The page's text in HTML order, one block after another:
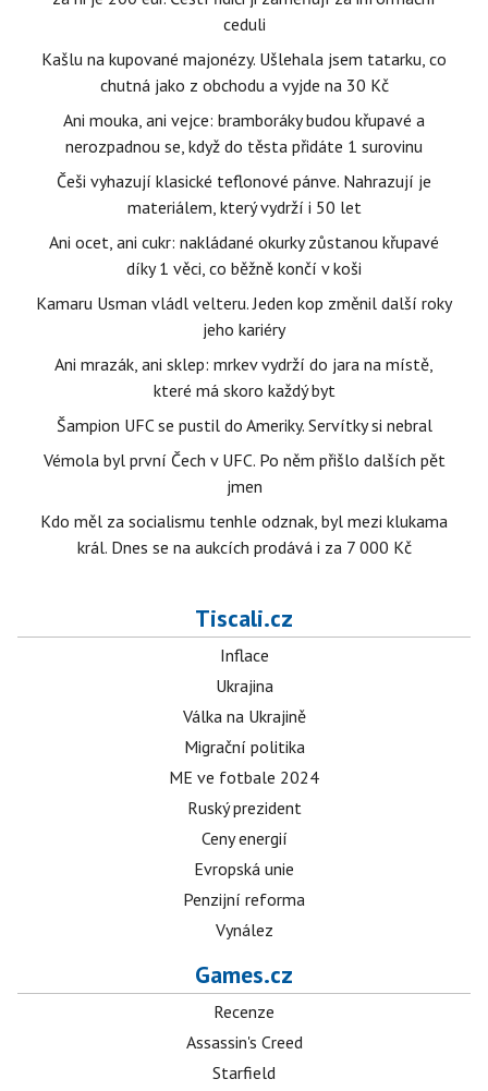
ceduli
Kašlu na kupované majonézy. Ušlehala jsem tatarku, co
chutná jako z obchodu a vyjde na 30 Kč
Ani mouka, ani vejce: bramboráky budou křupavé a
nerozpadnou se, když do těsta přidáte 1 surovinu
Češi vyhazují klasické teflonové pánve. Nahrazují je
materiálem, který vydrží i 50 let
Ani ocet, ani cukr: nakládané okurky zůstanou křupavé
díky 1 věci, co běžně končí v koši
Kamaru Usman vládl velteru. Jeden kop změnil další roky
jeho kariéry
Ani mrazák, ani sklep: mrkev vydrží do jara na místě,
které má skoro každý byt
Šampion UFC se pustil do Ameriky. Servítky si nebral
Vémola byl první Čech v UFC. Po něm přišlo dalších pět
jmen
Kdo měl za socialismu tenhle odznak, byl mezi klukama
král. Dnes se na aukcích prodává i za 7 000 Kč
Tiscali.cz
Inflace
Ukrajina
Válka na Ukrajině
Migrační politika
ME ve fotbale 2024
Ruský prezident
Ceny energií
Evropská unie
Penzijní reforma
Vynález
Games.cz
Recenze
Assassin's Creed
Starfield